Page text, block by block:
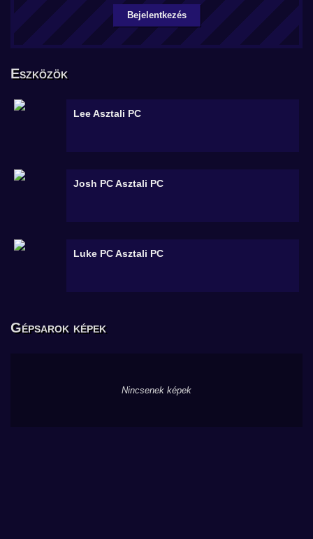
Bejelentkezés
Eszközök
LeeAsztali PC
Josh PCAsztali PC
Luke PCAsztali PC
Gépsarok képek
Nincsenek képek